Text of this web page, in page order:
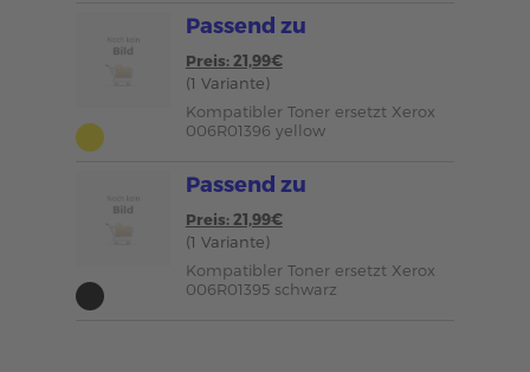
Passend zu
Preis: 21,99€
(1 Variante)
Kompatibler Toner ersetzt Xerox
006R01396 yellow
Passend zu
Preis: 21,99€
(1 Variante)
Kompatibler Toner ersetzt Xerox
006R01395 schwarz